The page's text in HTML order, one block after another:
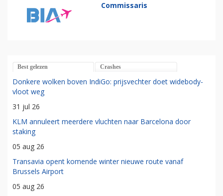
Commissaris
Best gelezen Crashes
Donkere wolken boven IndiGo: prijsvechter doet widebody-
vloot weg
31 jul 26
KLM annuleert meerdere vluchten naar Barcelona door
staking
05 aug 26
Transavia opent komende winter nieuwe route vanaf
Brussels Airport
05 aug 26